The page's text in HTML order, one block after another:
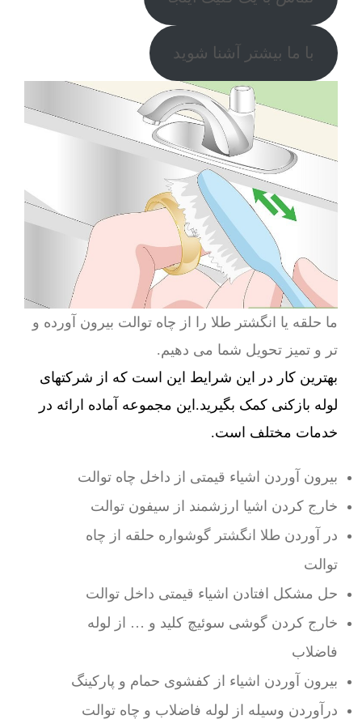
با ما بیشتر آشنا شوید
ما حلقه یا انگشتر طلا را از چاه توالت بیرون آورده و
تر و تمیز تحویل شما می دهیم.
بهترین کار در این شرایط این است که از شرکتهای
لوله بازکنی کمک بگیرید.این مجموعه آماده ارائه در
خدمات مختلف است.
بیرون آوردن اشیاء قیمتی از داخل چاه توالت
خارج کردن اشیا ارزشمند از سیفون توالت
در آوردن طلا انگشتر گوشواره حلقه از چاه
توالت
حل مشکل افتادن اشیاء قیمتی داخل توالت
خارج کردن گوشی سوئیچ کلید و … از لوله
فاضلاب
بیرون آوردن اشیاء از کفشوی حمام و پارکینگ
درآوردن وسیله از لوله فاضلاب و چاه توالت